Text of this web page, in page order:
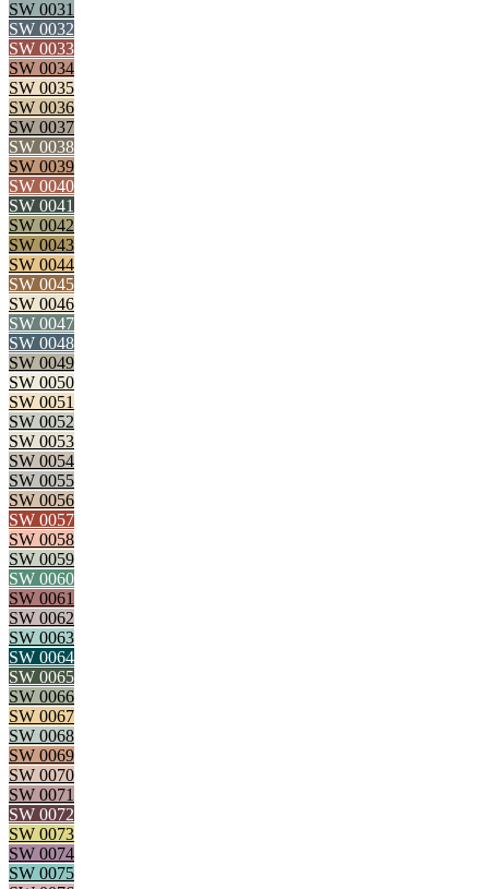
SW 0031
SW 0032
SW 0033
SW 0034
SW 0035
SW 0036
SW 0037
SW 0038
SW 0039
SW 0040
SW 0041
SW 0042
SW 0043
SW 0044
SW 0045
SW 0046
SW 0047
SW 0048
SW 0049
SW 0050
SW 0051
SW 0052
SW 0053
SW 0054
SW 0055
SW 0056
SW 0057
SW 0058
SW 0059
SW 0060
SW 0061
SW 0062
SW 0063
SW 0064
SW 0065
SW 0066
SW 0067
SW 0068
SW 0069
SW 0070
SW 0071
SW 0072
SW 0073
SW 0074
SW 0075